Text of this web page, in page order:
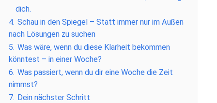
dich.
4. Schau in den Spiegel – Statt immer nur im Außen
nach Lösungen zu suchen
5. Was wäre, wenn du diese Klarheit bekommen
könntest – in einer Woche?
6. Was passiert, wenn du dir eine Woche die Zeit
nimmst?
7. Dein nächster Schritt